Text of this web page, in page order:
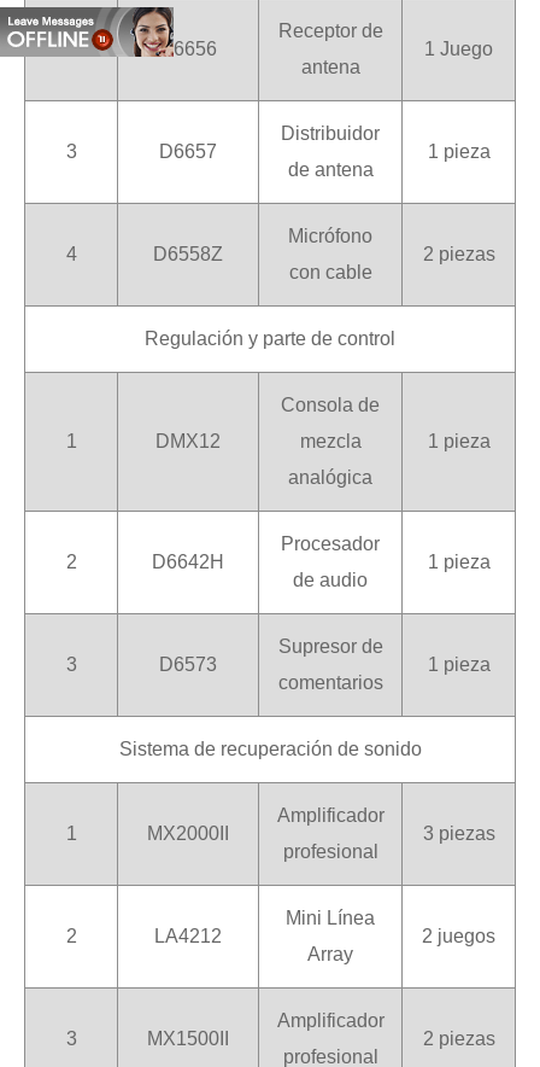
2 D6656
Receptor de
antena
1 Juego
3 D6657
Distribuidor
de antena
1 pieza
4 D6558Z
Micrófono
con cable
2 piezas
Regulación y parte de control
1 DMX12
Consola de
mezcla
analógica
1 pieza
2 D6642H
Procesador
de audio
1 pieza
3 D6573
Supresor de
comentarios
1 pieza
Sistema de recuperación de sonido
1 MX2000II
Amplificador
profesional
3 piezas
2 LA4212
Mini Línea
Array
2 juegos
3 MX1500II
Amplificador
profesional
2 piezas